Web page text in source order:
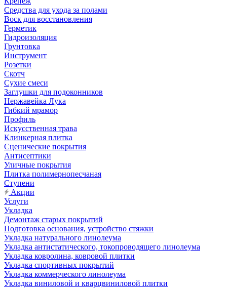
Средства для ухода за полами
Воск для восстановления
Герметик
Гидроизоляция
Грунтовка
Инструмент
Розетки
Скотч
Сухие смеси
Заглушки для подоконников
Нержавейка Лука
Гибкий мрамор
Профиль
Искусственная трава
Клинкерная плитка
Сценические покрытия
Антисептики
Уличные покрытия
Плитка полимернопесчаная
Ступени
Акции
Услуги
Укладка
Демонтаж старых покрытий
Подготовка основания, устройство стяжки
Укладка натурального линолеума
Укладка антистатического, токопроводящего линолеума
Укладка ковролина, ковровой плитки
Укладка спортивных покрытий
Укладка коммерческого линолеума
Укладка виниловой и кварцвиниловой плитки